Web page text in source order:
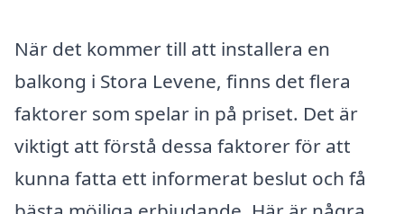
När det kommer till att installera en
balkong i Stora Levene, finns det flera
faktorer som spelar in på priset. Det är
viktigt att förstå dessa faktorer för att
kunna fatta ett informerat beslut och få